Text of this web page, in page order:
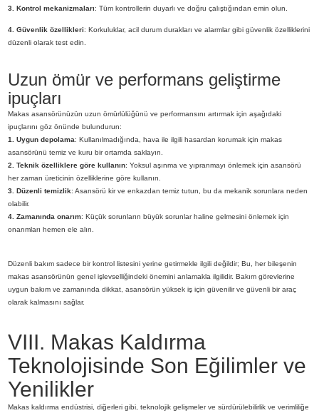
3. Kontrol mekanizmaları: Tüm kontrollerin duyarlı ve doğru çalıştığından emin olun.
4. Güvenlik özellikleri: Korkuluklar, acil durum durakları ve alarmlar gibi güvenlik özelliklerini
düzenli olarak test edin.
Uzun ömür ve performans geliştirme
ipuçları
Makas asansörünüzün uzun ömürlülüğünü ve performansını artırmak için aşağıdaki
ipuçlarını göz önünde bulundurun:
1. Uygun depolama: Kullanılmadığında, hava ile ilgili hasardan korumak için makas
asansörünü temiz ve kuru bir ortamda saklayın.
2. Teknik özelliklere göre kullanın: Yoksul aşınma ve yıpranmayı önlemek için asansörü
her zaman üreticinin özelliklerine göre kullanın.
3. Düzenli temizlik: Asansörü kir ve enkazdan temiz tutun, bu da mekanik sorunlara neden
olabilir.
4. Zamanında onarım: Küçük sorunların büyük sorunlar haline gelmesini önlemek için
onarımları hemen ele alın.
Düzenli bakım sadece bir kontrol listesini yerine getirmekle ilgili değildir; Bu, her bileşenin
makas asansörünün genel işlevselliğindeki önemini anlamakla ilgilidir. Bakım görevlerine
uygun bakım ve zamanında dikkat, asansörün yüksek iş için güvenilir ve güvenli bir araç
olarak kalmasını sağlar.
VIII. Makas Kaldırma
Teknolojisinde Son Eğilimler ve
Yenilikler
Makas kaldırma endüstrisi, diğerleri gibi, teknolojik gelişmeler ve sürdürülebilirlik ve verimliliğe